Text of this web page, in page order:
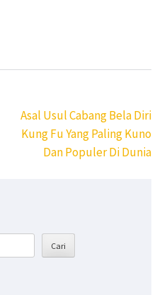
Asal Usul Cabang Bela Diri
Kung Fu Yang Paling Kuno
Dan Populer Di Dunia
Cari